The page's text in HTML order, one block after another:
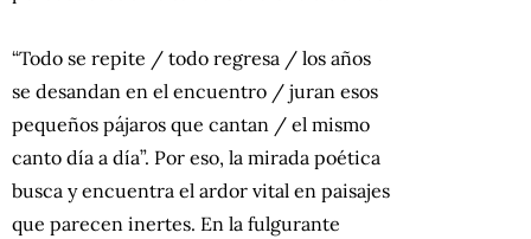
“Todo se repite / todo regresa / los años
se desandan en el encuentro / juran esos
pequeños pájaros que cantan / el mismo
canto día a día”. Por eso, la mirada poética
busca y encuentra el ardor vital en paisajes
que parecen inertes. En la fulgurante